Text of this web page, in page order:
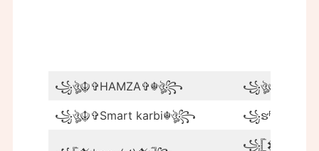
꧁ঔৣ☬✞HAMZA✞☬ঔৣ꧂
꧁ঔৣ☬✞Smart karbi☬ঔৣ꧂